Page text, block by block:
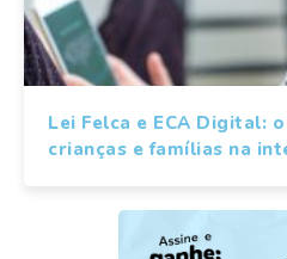
Lei Felca e ECA Digital:
crianças e famílias na